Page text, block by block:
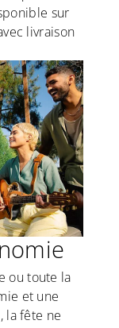
sur
livraison
ou toute la
et une
la fête ne